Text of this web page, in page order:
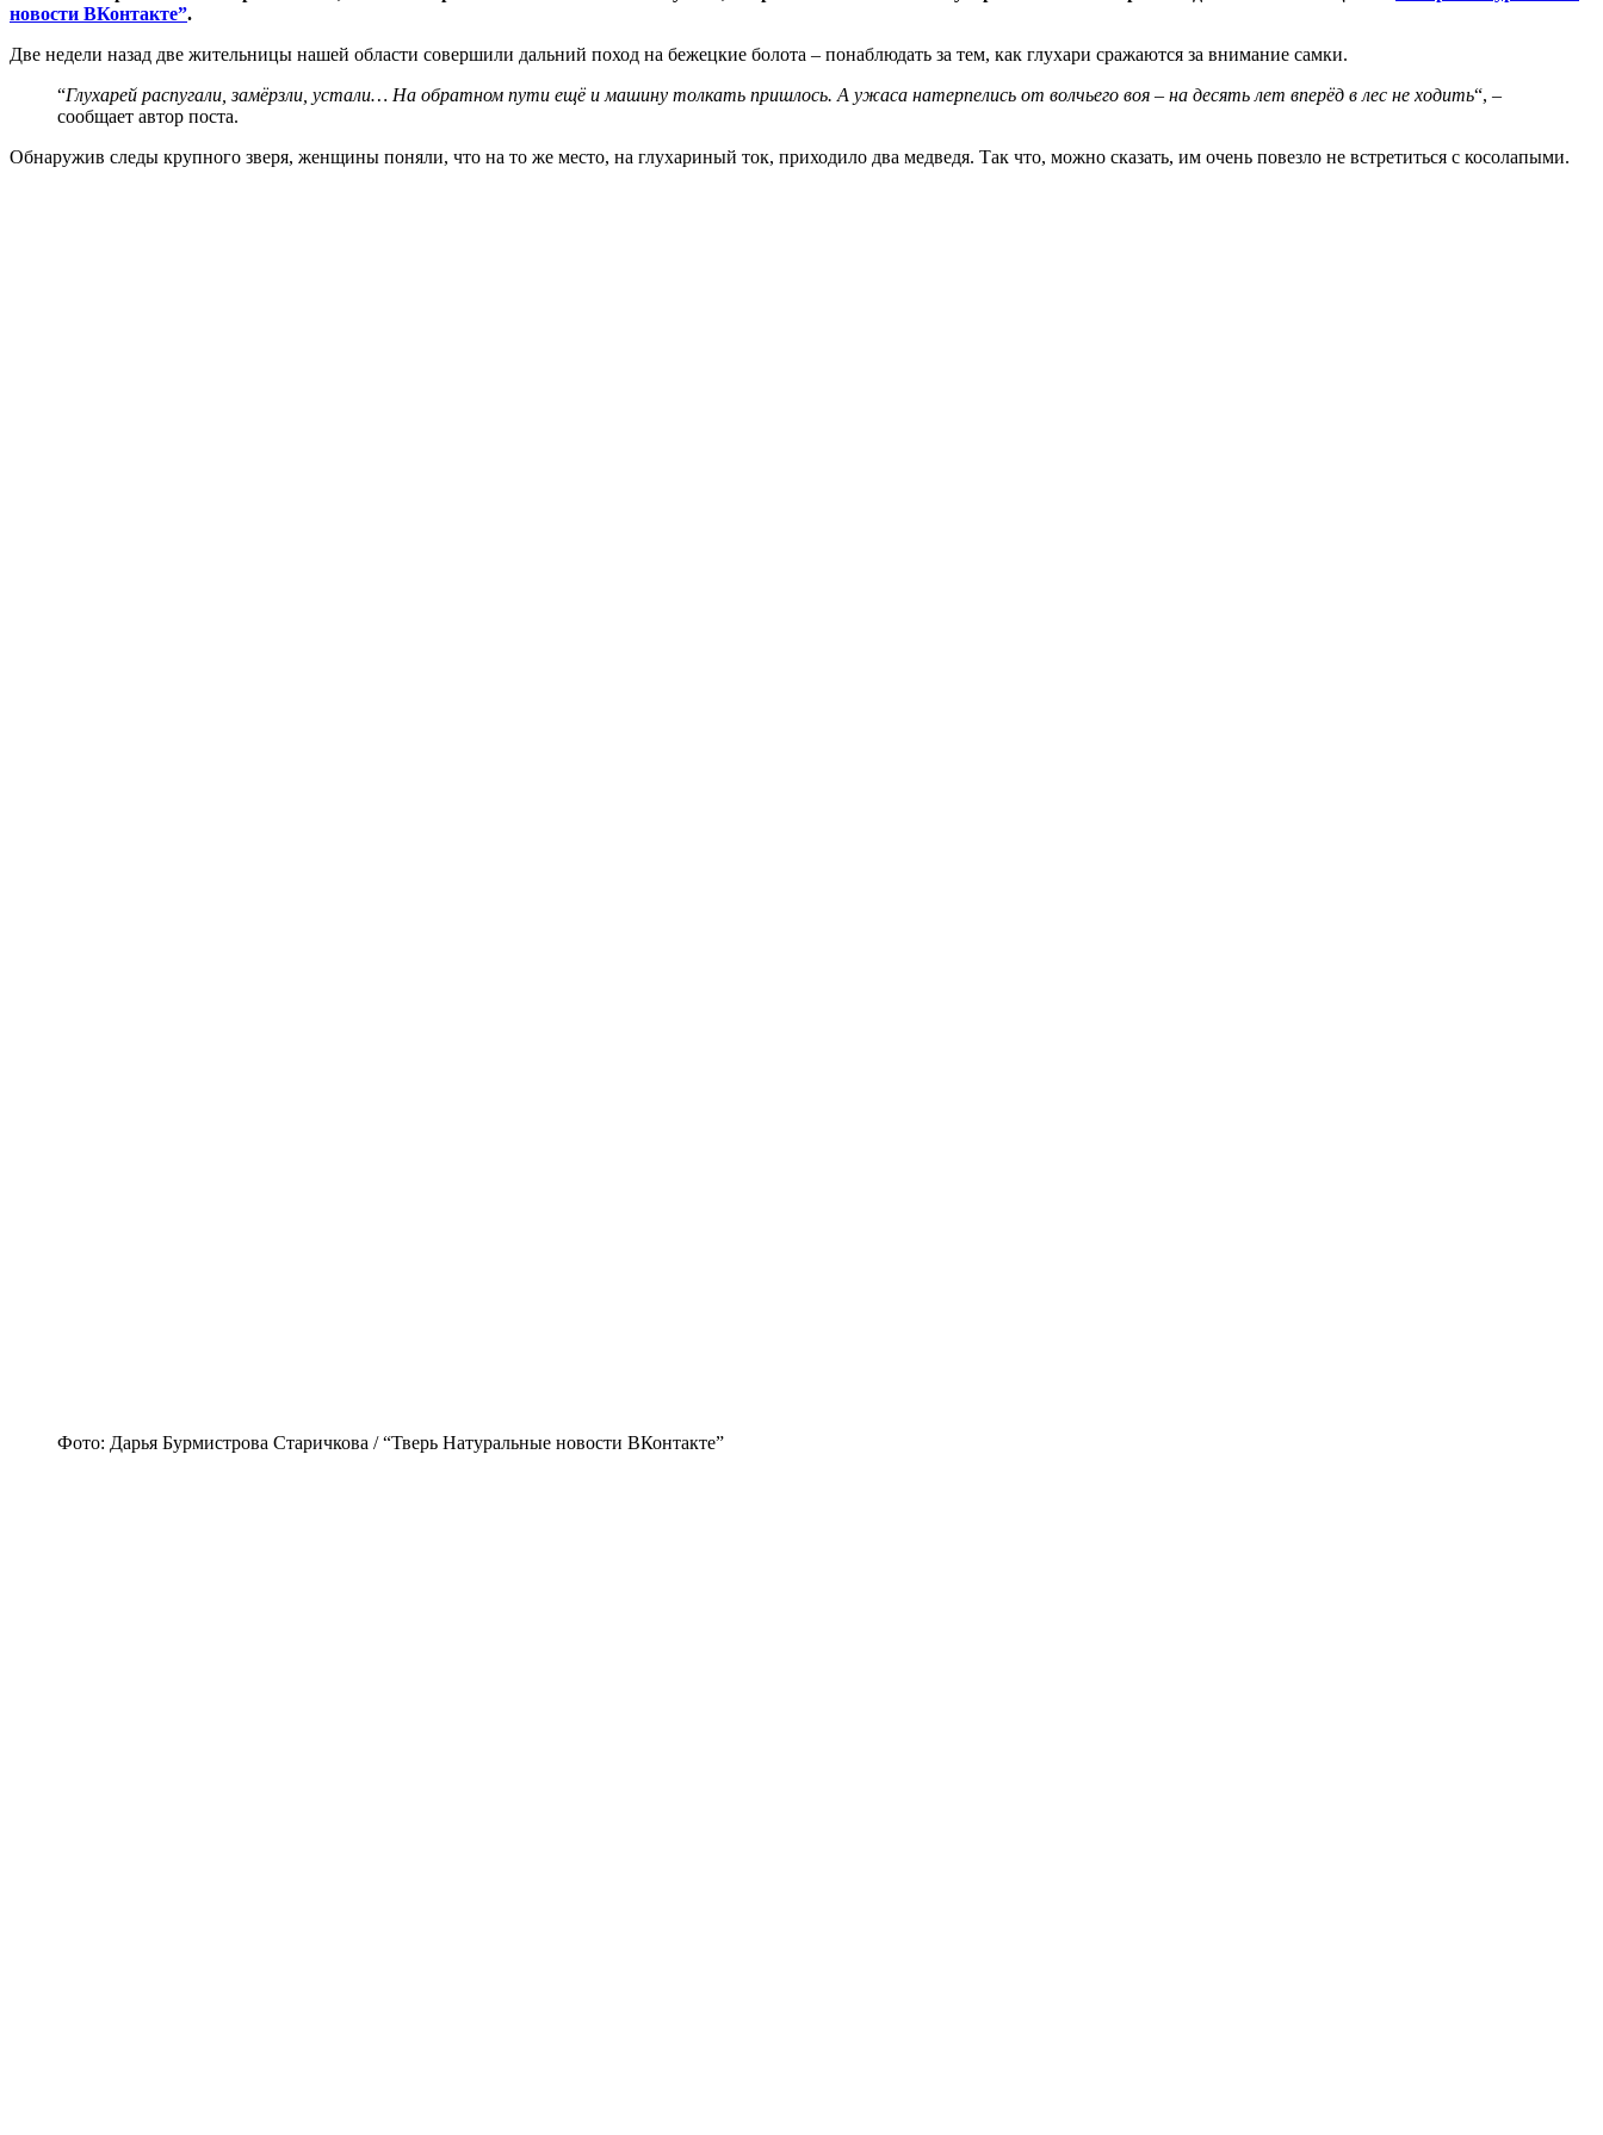
новости ВКонтакте”.
Две недели назад две жительницы нашей области совершили дальний поход на бежецкие болота – понаблюдать за тем, как глухари сражаются за внимание самки.
“Глухарей распугали, замёрзли, устали… На обратном пути ещё и машину толкать пришлось. А ужаса натерпелись от волчьего воя – на десять лет вперёд в лес не ходить“, –
сообщает автор поста.
Обнаружив следы крупного зверя, женщины поняли, что на то же место, на глухариный ток, приходило два медведя. Так что, можно сказать, им очень повезло не встретиться с косолапыми.
Фото: Дарья Бурмистрова Старичкова / “Тверь Натуральные новости ВКонтакте”